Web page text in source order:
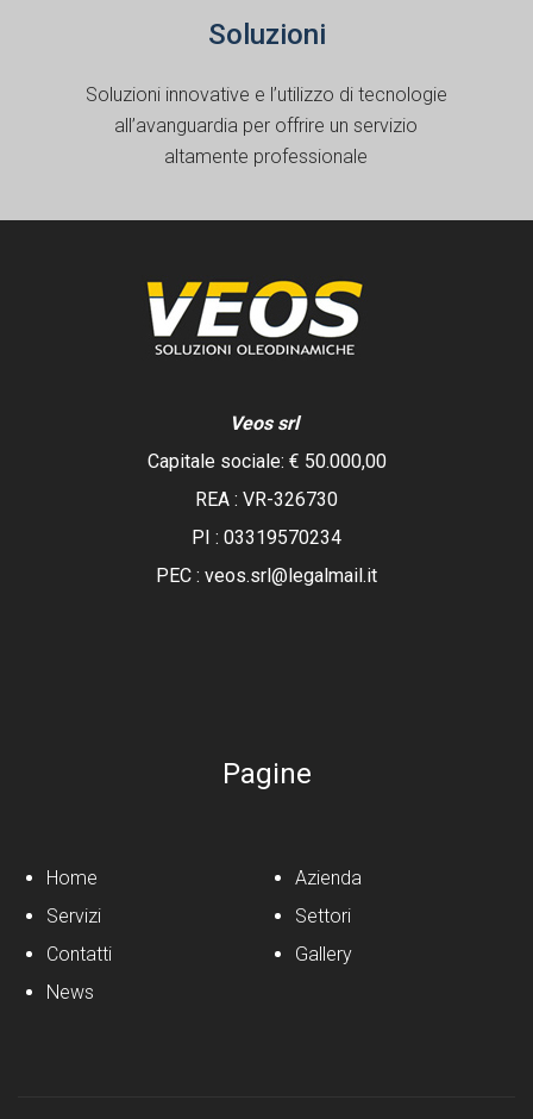
Soluzioni
Soluzioni innovative e l’utilizzo di tecnologie
all’avanguardia per offrire un servizio
altamente professionale
Veos srl
Capitale sociale: € 50.000,00
REA : VR-326730
PI : 03319570234
PEC : veos.srl@legalmail.it
Pagine
Home
Azienda
Servizi
Settori
Contatti
Gallery
News